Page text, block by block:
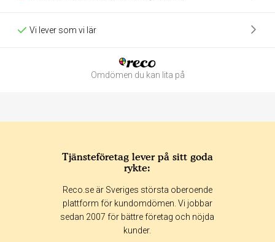
Vi lever som vi lär
Omdömen du kan lita på
365 dagar 90 dagar
30 dagar
Tjänsteföretag lever på sitt goda
rykte:
Reco.se är Sveriges största oberoende
plattform för kundomdömen. Vi jobbar
sedan 2007 för bättre företag och nöjda
kunder.